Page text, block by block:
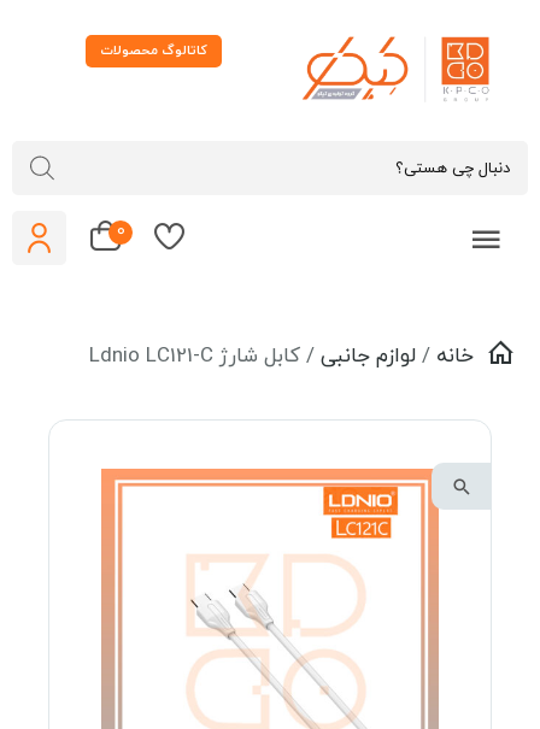
کاتالوگ محصولات
خانه/لوازم جانبی/ کابل شارژ Ldnio LC121-C